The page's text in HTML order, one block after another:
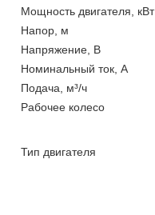
Мощность двигателя, кВт
Напор, м
Напряжение, В
Номинальный ток, А
Подача, м³/ч
Рабочее колесо
Тип двигателя